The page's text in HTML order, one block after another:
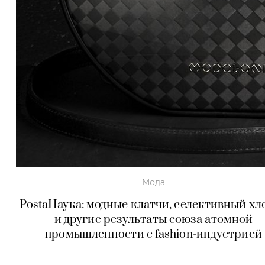
Мода
PostaНаука: модные клатчи, селективный
и другие результаты союза атомной
промышленности с fashion-индустрией